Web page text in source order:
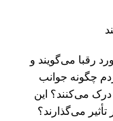
رقبا می‌گویند و
چگونه جوانب
می‌کنند؟ این
می‌گذارند؟